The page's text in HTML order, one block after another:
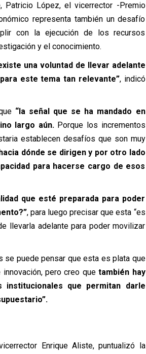
Patricio López, el vicerrector -Premio
representa también un desafío
con la ejecución de los recursos
y el conocimiento.
una voluntad de llevar adelante
este tema tan relevante”, indicó
“la señal que se ha mandado en
largo aún.Porque los incrementos
establecen desafíos que son muy
dónde se dirigen y por otro lado
para hacerse cargo de esos
que esté preparada para poder
, para luego precisar que esta “es
llevarla adelante para poder movilizar
se puede pensar que esta es plata que
pero creo quetambién hay
que permitan darle
Enrique Aliste, puntualizó la